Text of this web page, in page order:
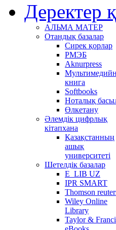
Деректер
АЛЬМА МАТЕР
Отандық базалар
Сирек қорлар
РМЭБ
Аknurpress
книга
Softbooks
Ноталық
Өлкетану
Әлемдік цифрлық
кітапхана
Қазақстанның
ашық
университеті
Шетелдік базалар
E_LIB UZ
IPR SMART
Thomson
Wiley Online
Library
Taylor &